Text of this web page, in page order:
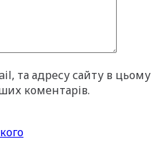
та адресу сайту в цьому
коментарів.